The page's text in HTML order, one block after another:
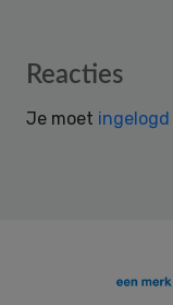
Reader
Reacties
Je moet